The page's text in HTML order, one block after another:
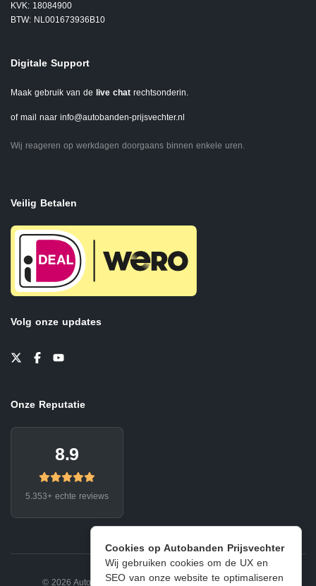
Cookies op Autobanden Prijsvechter
Wij gebruiken cookies om de UX en
SEO van onze website te optimaliseren
KVK: 18084900
BTW: NL001673936B10
Digitale Support
Maak gebruik van de live chat rechtsonderin.
of mail naar info@autobanden-prijsvechter.nl
Wij reageren op werkdagen doorgaans binnen enkele uren.
Veilig Betalen
Volg onze updates
Onze Reputatie
8.9
5.353+ echte reviews
© 2026 Autobanden Prijsvechter. Privacy | Voorwaarden